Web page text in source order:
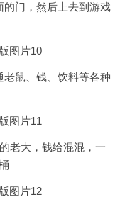
门，然后上去到游戏
鼠、钱、饮料等各种
老大，钱给混混，一